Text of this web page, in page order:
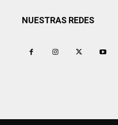
NUESTRAS REDES